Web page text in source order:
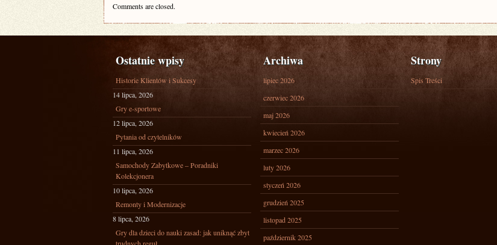
Comments are closed.
Ostatnie wpisy
Historie Klientów i Sukcesy
14 lipca, 2026
Gry e-sportowe
12 lipca, 2026
Pytania od czytelników
11 lipca, 2026
Samochody Zabytkowe – Poradniki
Kolekcjonera
10 lipca, 2026
Remonty i Modernizacje
8 lipca, 2026
Gry dla dzieci do nauki zasad: jak uniknąć zbyt
Archiwa
lipiec 2026
czerwiec 2026
maj 2026
kwiecień 2026
marzec 2026
luty 2026
styczeń 2026
grudzień 2025
listopad 2025
październik 2025
Strony
Spis Treści